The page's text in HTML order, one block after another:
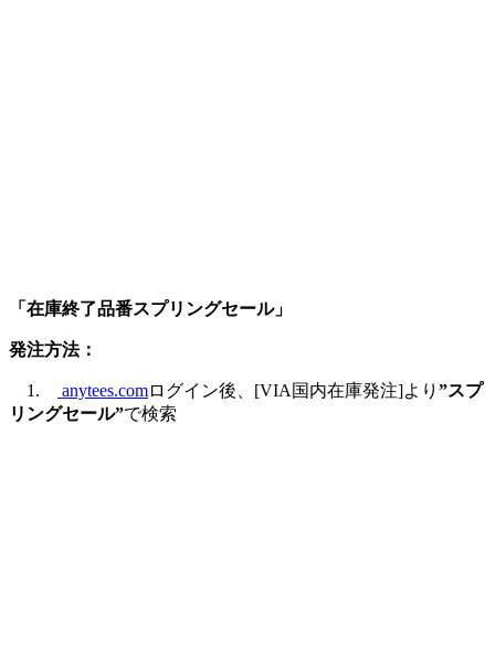
「在庫終了品番スプリングセール」
発注方法：
1. anytees.comログイン後、[VIA国内在庫発注]より ”スプ
リングセール”で検索